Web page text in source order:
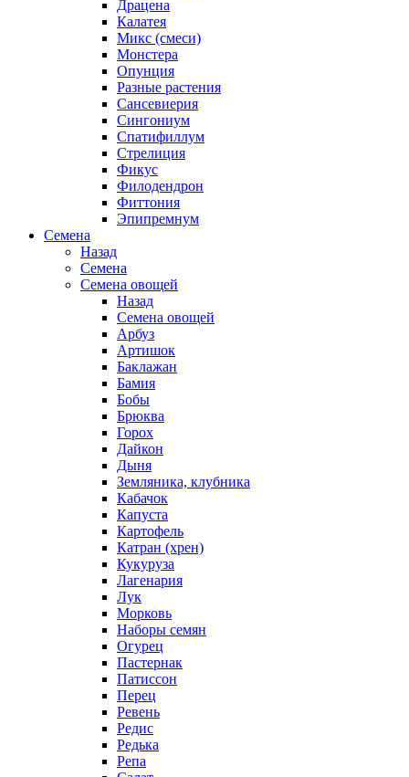
Драцена
Калатея
Микс (смеси)
Монстера
Опунция
Разные растения
Сансевиерия
Сингониум
Спатифиллум
Стрелиция
Фикус
Филодендрон
Фиттония
Эпипремнум
Семена
Назад
Семена
Семена овощей
Назад
Семена овощей
Арбуз
Артишок
Баклажан
Бамия
Бобы
Брюква
Горох
Дайкон
Дыня
Земляника, клубника
Кабачок
Капуста
Картофель
Катран (хрен)
Кукуруза
Лагенария
Лук
Морковь
Наборы семян
Огурец
Пастернак
Патиссон
Перец
Ревень
Редис
Редька
Репа